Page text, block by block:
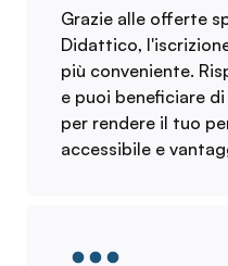
Grazie alle offerte
Didattico,
più conveniente.
e puoi beneficiare
per rendere il tuo
accessibile e